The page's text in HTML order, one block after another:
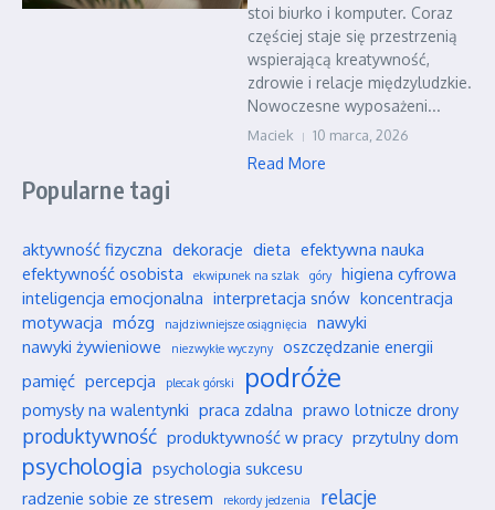
stoi biurko i komputer. Coraz
częściej staje się przestrzenią
wspierającą kreatywność,
zdrowie i relacje międzyludzkie.
Nowoczesne wyposażeni...
Maciek 10 marca, 2026
Read More
Popularne tagi
aktywność fizyczna dekoracje dieta efektywna nauka
efektywność osobista
ekwipunek na szlak góry
higiena cyfrowa
inteligencja emocjonalna interpretacja snów koncentracja
motywacja mózg najdziwniejsze osiągnięcia
nawyki
nawyki żywieniowe
niezwykłe wyczyny
oszczędzanie energii
pamięć percepcja plecak górski podróże
pomysły na walentynki praca zdalna prawo lotnicze drony
produktywność produktywność w pracy przytulny dom
psychologia psychologia sukcesu
radzenie sobie ze stresem
rekordy jedzenia relacje